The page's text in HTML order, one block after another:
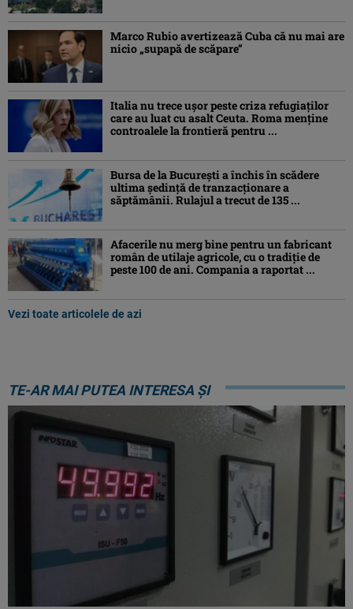
Marco Rubio avertizează Cuba că nu mai are
nicio „supapă de scăpare”
Italia nu trece ușor peste criza refugiaților
care au luat cu asalt Ceuta. Roma menține
controalele la frontieră pentru ...
Bursa de la București a închis în scădere
ultima ședință de tranzacționare a
săptămânii. Rulajul a trecut de 135 ...
Afacerile nu merg bine pentru un fabricant
român de utilaje agricole, cu o tradiție de
peste 100 de ani. Compania a raportat ...
Vezi toate articolele de azi
TE-AR MAI PUTEA INTERESA ȘI